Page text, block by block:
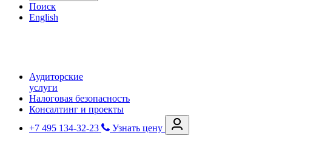
Поиск
English
Аудиторские
услуги
Налоговая безопасность
Консалтинг и проекты
+7 495 134-32-23
Узнать цену